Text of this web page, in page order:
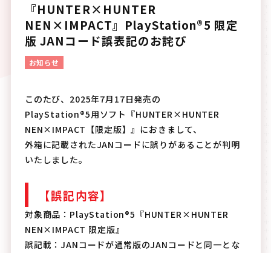
Official X
『HUNTER×HUNTER
NEN×IMPACT』PlayStation®5 限定
版 JANコード誤表記のお詫び
お知らせ
このたび、2025年7月17日発売の
PlayStation®5用ソフト『HUNTER×HUNTER
NEN×IMPACT【限定版】』におきまして、
外箱に記載されたJANコードに誤りがあることが判明
いたしました。
【誤記内容】
対象商品：PlayStation®5『HUNTER×HUNTER
NEN×IMPACT 限定版』
誤記載：JANコードが通常版のJANコードと同一とな